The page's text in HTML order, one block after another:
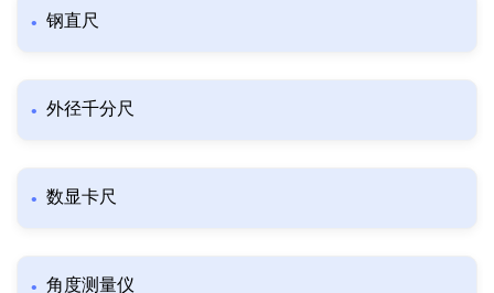
钢直尺
外径千分尺
数显卡尺
角度测量仪